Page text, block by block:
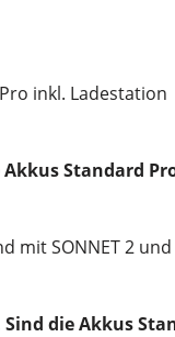
inkl. Ladestation
Standard
mit SONNET 2 und
Sind die Akkus